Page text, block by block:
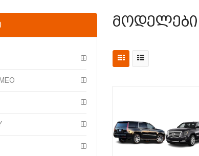
Მოდელები